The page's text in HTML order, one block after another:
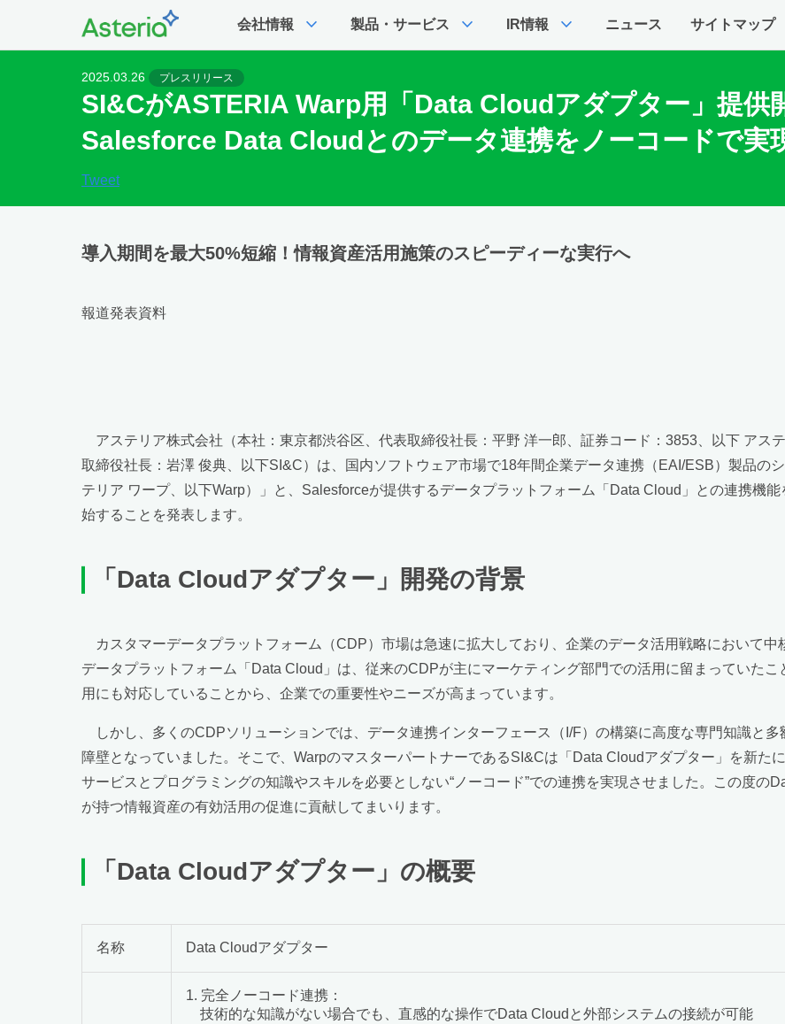
会社情報 expand_more 製品・サービス expand_more IR情報 expand_more ニュース サイトマップ
2025.03.26 プレスリリース
SI&CがASTERIA Warp用「Data Cloudアダプター」提供
Salesforce Data Cloudとのデータ連携をノーコードで実
Tweet
導入期間を最大50%短縮！情報資産活用施策のスピーディーな実行へ
報道発表資料
アステリア株式会社（本社：東京都渋谷区、代表取締役社長：平野 洋一郎、証券コード：3853、以下 アス
取締役社長：岩澤 俊典、以下SI&C）は、国内ソフトウェア市場で18年間企業データ連携（EAI/ESB）製品の
テリア ワープ、以下Warp）」と、Salesforceが提供するデータプラットフォーム「Data Cloud」との連携機
始することを発表します。
「 Data Cloud アダプター」開発の背景
カスタマーデータプラットフォーム（CDP）市場は急速に拡大しており、企業のデータ活用戦略において
データプラットフォーム「Data Cloud」は、従来のCDPが主にマーケティング部門での活用に留まっていた
用にも対応していることから、企業での重要性やニーズが高まっています。
しかし、多くのCDPソリューションでは、データ連携インターフェース（I/F）の構築に高度な専門知識と
障壁となっていました。そこで、WarpのマスターパートナーであるSI&Cは「Data Cloudアダプター」を新た
サービスとプログラミングの知識やスキルを必要としない“ノーコード”での連携を実現させました。この度の
が持つ情報資産の有効活用の促進に貢献してまいります。
「 Data Cloud アダプター」の概要
名称 Data Cloudアダプター
1. 完全ノーコード連携：
技術的な知識がない場合でも、直感的な操作でData Cloudと外部システムの接続が可能